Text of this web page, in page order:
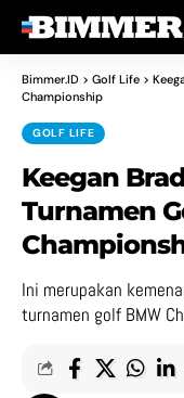
Bimmer.ID > Golf Life >
Championship
GOLF LIFE
Keegan
Turnamen
Ini merupakan
turnamen golf BMW